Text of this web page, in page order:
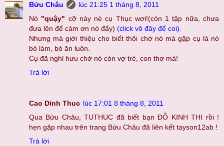
Bửu Châu
lúc 21:25 1 tháng 8, 2011
Nó "quậy" cỡ này nè cụ Thục wơi!(còn 1 tập nữa, chưa
đưa lên để cảm ơn nó đấy) (click vô đây để coi).
Nhưng mà giới thiệu cho biết thôi chớ nó mà gặp cụ là nó
bỏ làm, bỏ ăn luôn.
Cụ đã nghỉ hưu chớ nó còn vợ trẻ, con thơ mà!
Trả lời
Cao Dinh Thuc lúc 17:01 8 tháng 8, 2011
Qua Bửu Châu, TUTHUC đã biết bạn ĐỖ KINH THI rồi !
hẹn gặp nhau trên trang Bửu Châu đã liên kết tayson12ab !
Trả lời